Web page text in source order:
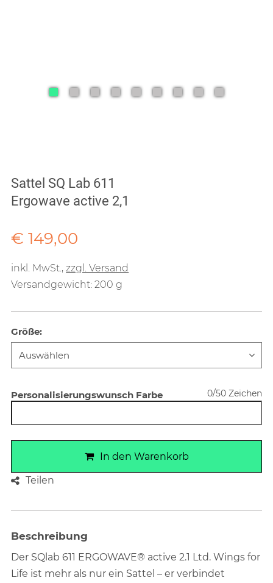
Sattel SQ Lab 611
Ergowave active 2,1
Verkaufspreis: € 149,00
€ 149,00
inkl. MwSt.,zzgl. Versand
Versandgewicht: 200 g
Größe:
Personalisierungswunsch Farbe 0/50 Zeichen
In den Warenkorb
Teilen
Beschreibung
Der SQlab 611 ERGOWAVE® active 2.1 Ltd. Wings for
Life ist mehr als nur ein Sattel – er verbindet